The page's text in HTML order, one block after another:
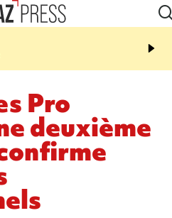
20:01
A RETENIR CE SOIR
travail, bagarre à la
Pro
deuxième